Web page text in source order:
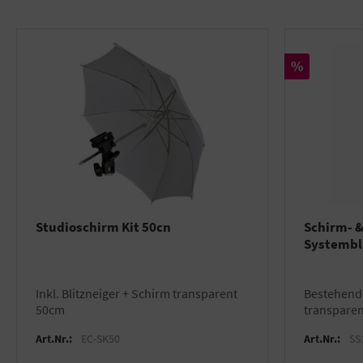
Studioschirm Kit 50cn
inkl. Blitzneiger + Schirm transparent
50cm
Art.Nr.: EC-SK50
Rabatt
%
Schirm-
bestehend aus Stativ + Studioschirm
Art.Nr.: